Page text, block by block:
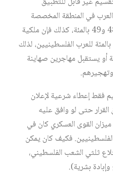
في المنطقة المخصصة
للكيان الصهيوني هي ما بين 48 و49 بالمئة، كذلك فإن ملكية
الأرض والمساكن تزيد على 90 بالمئة للعرب الفلسطينيين، لذلك
أو يستقبل مهاجرين صهاينة
وتهجيرهم.
فقط إعطاء شرعية لإعلان
حتى لو وافق عليه
القوى العسكري كان في
فكيف كان يمكن
ثلثي الشعب الفلسطيني،
بشرية).